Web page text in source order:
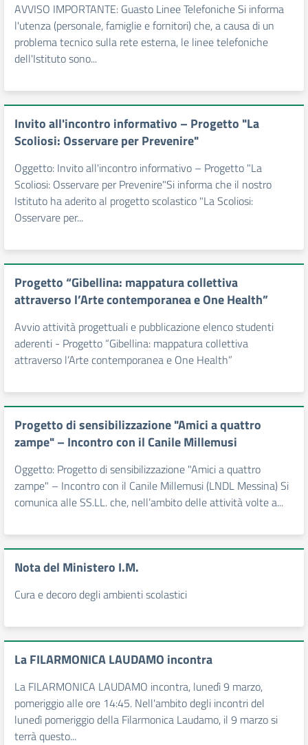
AVVISO IMPORTANTE: Guasto Linee Telefoniche Si informa
l'utenza (personale, famiglie e fornitori) che, a causa di un
problema tecnico sulla rete esterna, le linee telefoniche
dell'Istituto sono...
Invito all'incontro informativo – Progetto "La
Scoliosi: Osservare per Prevenire"
Oggetto: Invito all'incontro informativo – Progetto "La
Scoliosi: Osservare per Prevenire"Si informa che il nostro
Istituto ha aderito al progetto scolastico "La Scoliosi:
Osservare per...
Progetto “Gibellina: mappatura collettiva
attraverso l’Arte contemporanea e One Health”
Avvio attività progettuali e pubblicazione elenco studenti
aderenti - Progetto “Gibellina: mappatura collettiva
attraverso l’Arte contemporanea e One Health”
Progetto di sensibilizzazione "Amici a quattro
zampe" – Incontro con il Canile Millemusi
Oggetto: Progetto di sensibilizzazione "Amici a quattro
zampe" – Incontro con il Canile Millemusi (LNDL Messina) Si
comunica alle SS.LL. che, nell’ambito delle attività volte a...
Nota del Ministero I.M.
Cura e decoro degli ambienti scolastici
La FILARMONICA LAUDAMO incontra
La FILARMONICA LAUDAMO incontra, lunedì 9 marzo,
pomeriggio alle ore 14:45. Nell'ambito degli incontri del
lunedì pomeriggio della Filarmonica Laudamo, il 9 marzo si
terrà questo...